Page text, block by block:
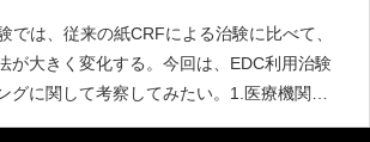
では、従来の紙CRFによる治験に比べて、
が大きく変化する。今回は、EDC利用治験
グに関して考察してみたい。1.医療機関の
医療機関における利用PCに関して、事前に